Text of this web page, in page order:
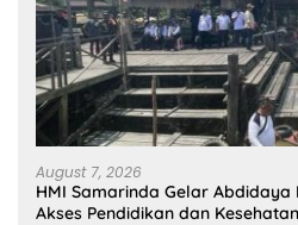
August 7, 2026
HMI Samarinda Gelar
Akses Pendidikan dan Kesehatan